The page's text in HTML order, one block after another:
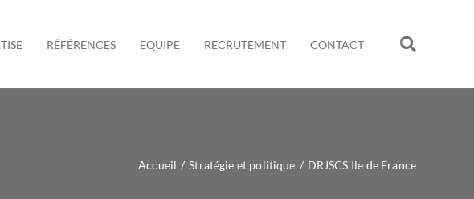
RÉFÉRENCES EQUIPE RECRUTEMENT CONTACT
Accueil / Stratégie et politique / DRJSCS Ile de France